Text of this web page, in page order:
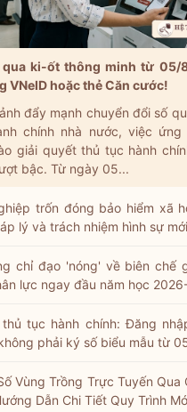
qua ki-ốt thông minh từ 05/
VNeID hoặc thẻ Căn cước!
đẩy mạnh chuyển đổi số
chính nhà nước, việc
giải quyết thủ tục hành
bậc. Từ ngày 05...
trốn đóng bảo hiểm xã
lý và trách nhiệm hình sự
chỉ đạo 'nóng' về biên chế
lực ngay đầu năm học
tục hành chính: Đăng
phải ký số biểu mẫu từ
Vùng Trồng Trực Tuyến Qua
Dẫn Chi Tiết Quy Trình